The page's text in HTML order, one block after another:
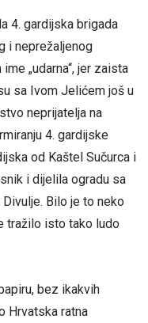
4. gardijska brigada
i neprežaljenog
„udarna“, jer zaista
sa Ivom Jelićem još u
neprijatelja na
4. gardijske
od Kaštel Sučurca i
i dijelila ogradu sa
Bilo je to neko
tražilo isto tako ludo
bez ikakvih
Hrvatska ratna